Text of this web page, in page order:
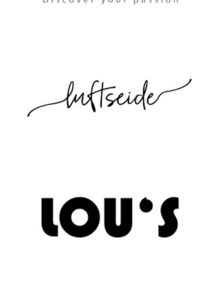
10% Rabatt mit dem Code: VIDA10
10% Rabatt mit dem Code: VI-DANCE10